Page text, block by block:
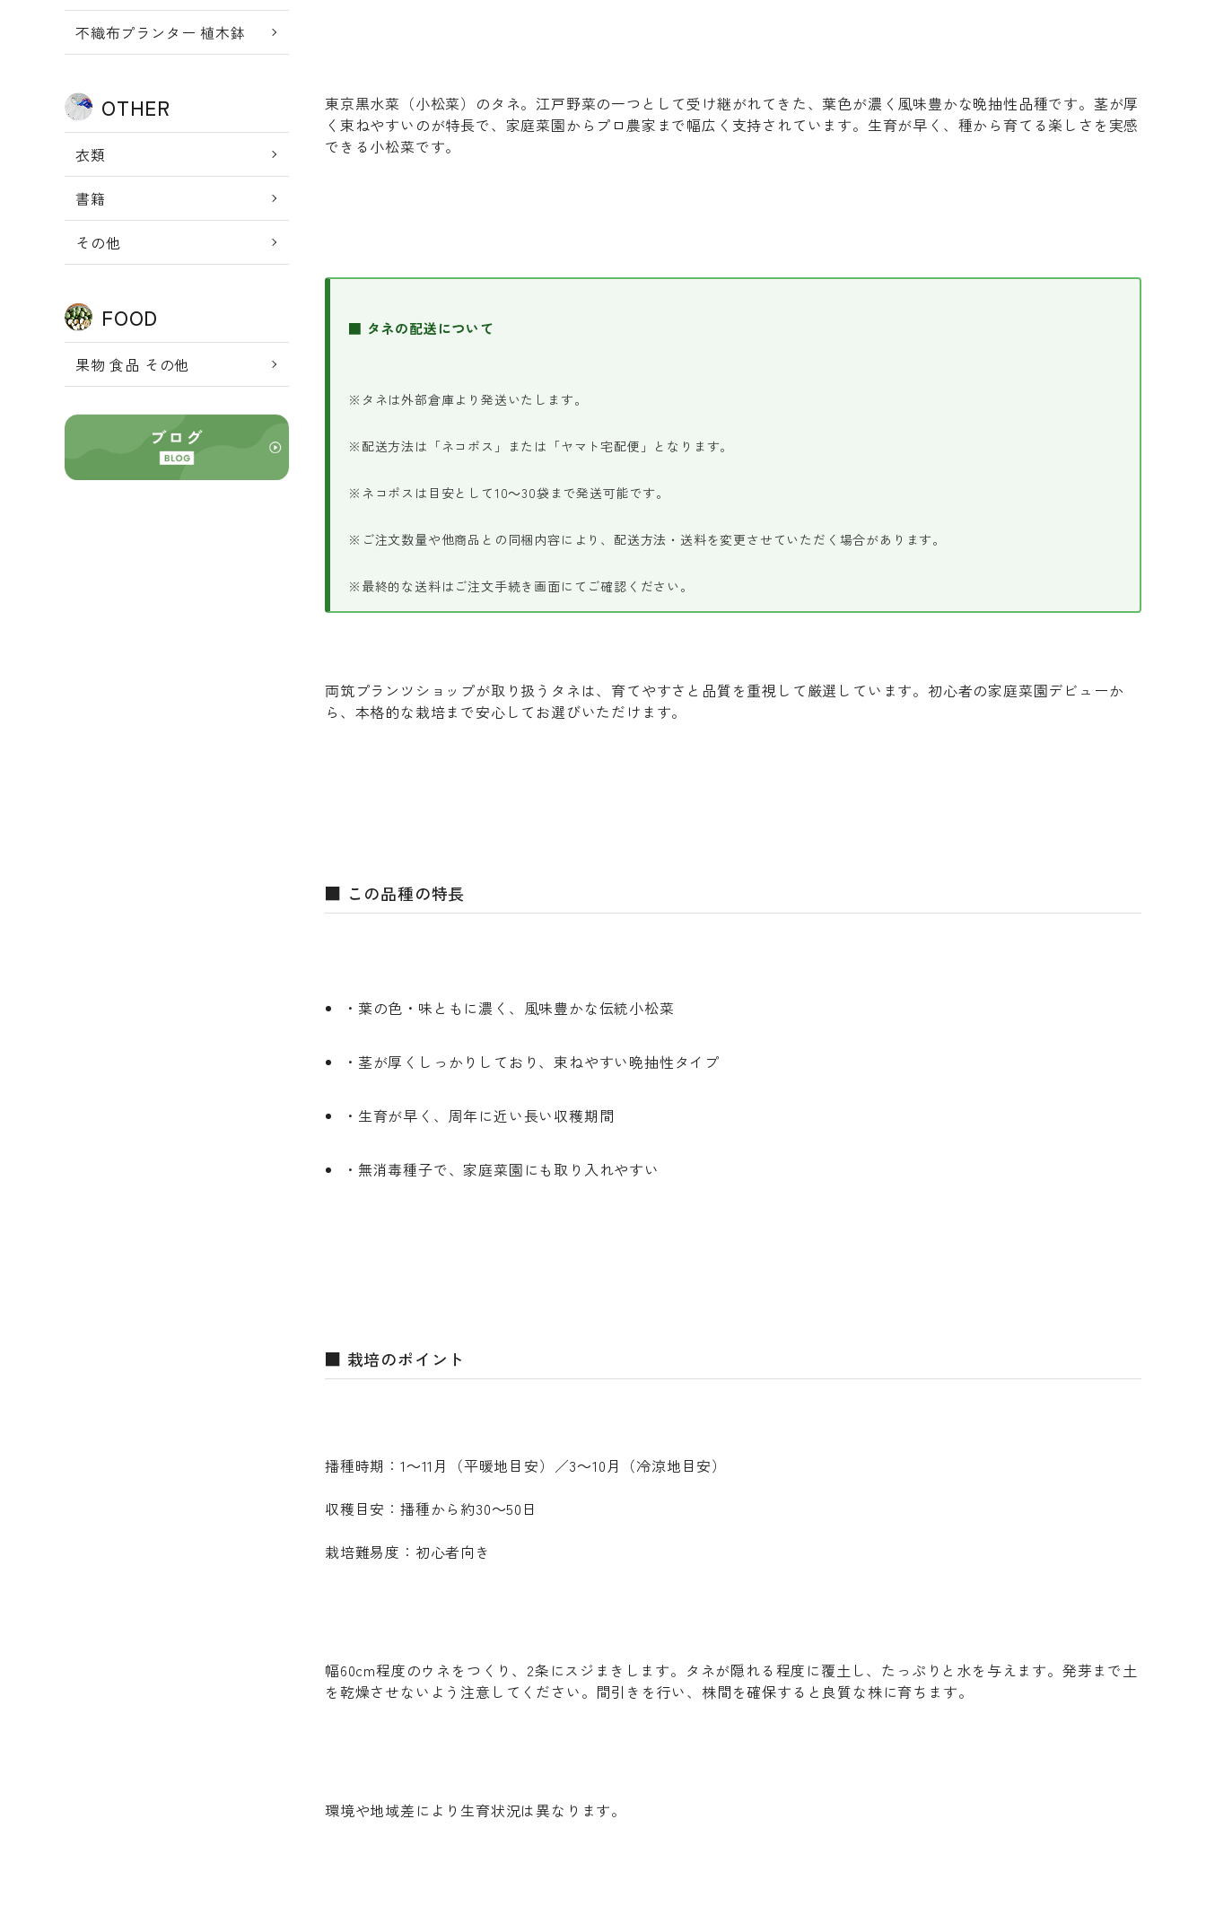
不織布プランター 植木鉢
OTHER
衣類
書籍
その他
FOOD
果物 食品 その他
東京黒水菜（小松菜）のタネ。江戸野菜の一つとして受け継がれてきた、葉色が濃く風味豊かな晩抽性品種です。茎が厚
く束ねやすいのが特長で、家庭菜園からプロ農家まで幅広く支持されています。生育が早く、種から育てる楽しさを実感
できる小松菜です。
■ タネの配送について
※タネは外部倉庫より発送いたします。
※配送方法は「ネコポス」または「ヤマト宅配便」となります。
※ネコポスは目安として10～30袋まで発送可能です。
※ご注文数量や他商品との同梱内容により、配送方法・送料を変更させていただく場合があります。
※最終的な送料はご注文手続き画面にてご確認ください。
両筑プランツショップが取り扱うタネは、育てやすさと品質を重視して厳選しています。初心者の家庭菜園デビューか
ら、本格的な栽培まで安心してお選びいただけます。
■ この品種の特長
・葉の色・味ともに濃く、風味豊かな伝統小松菜
・茎が厚くしっかりしており、束ねやすい晩抽性タイプ
・生育が早く、周年に近い長い収穫期間
・無消毒種子で、家庭菜園にも取り入れやすい
■ 栽培のポイント
播種時期：1～11月（平暖地目安）／3～10月（冷涼地目安）
収穫目安：播種から約30～50日
栽培難易度：初心者向き
幅60cm程度のウネをつくり、2条にスジまきします。タネが隠れる程度に覆土し、たっぷりと水を与えます。発芽まで土
を乾燥させないよう注意してください。間引きを行い、株間を確保すると良質な株に育ちます。
環境や地域差により生育状況は異なります。